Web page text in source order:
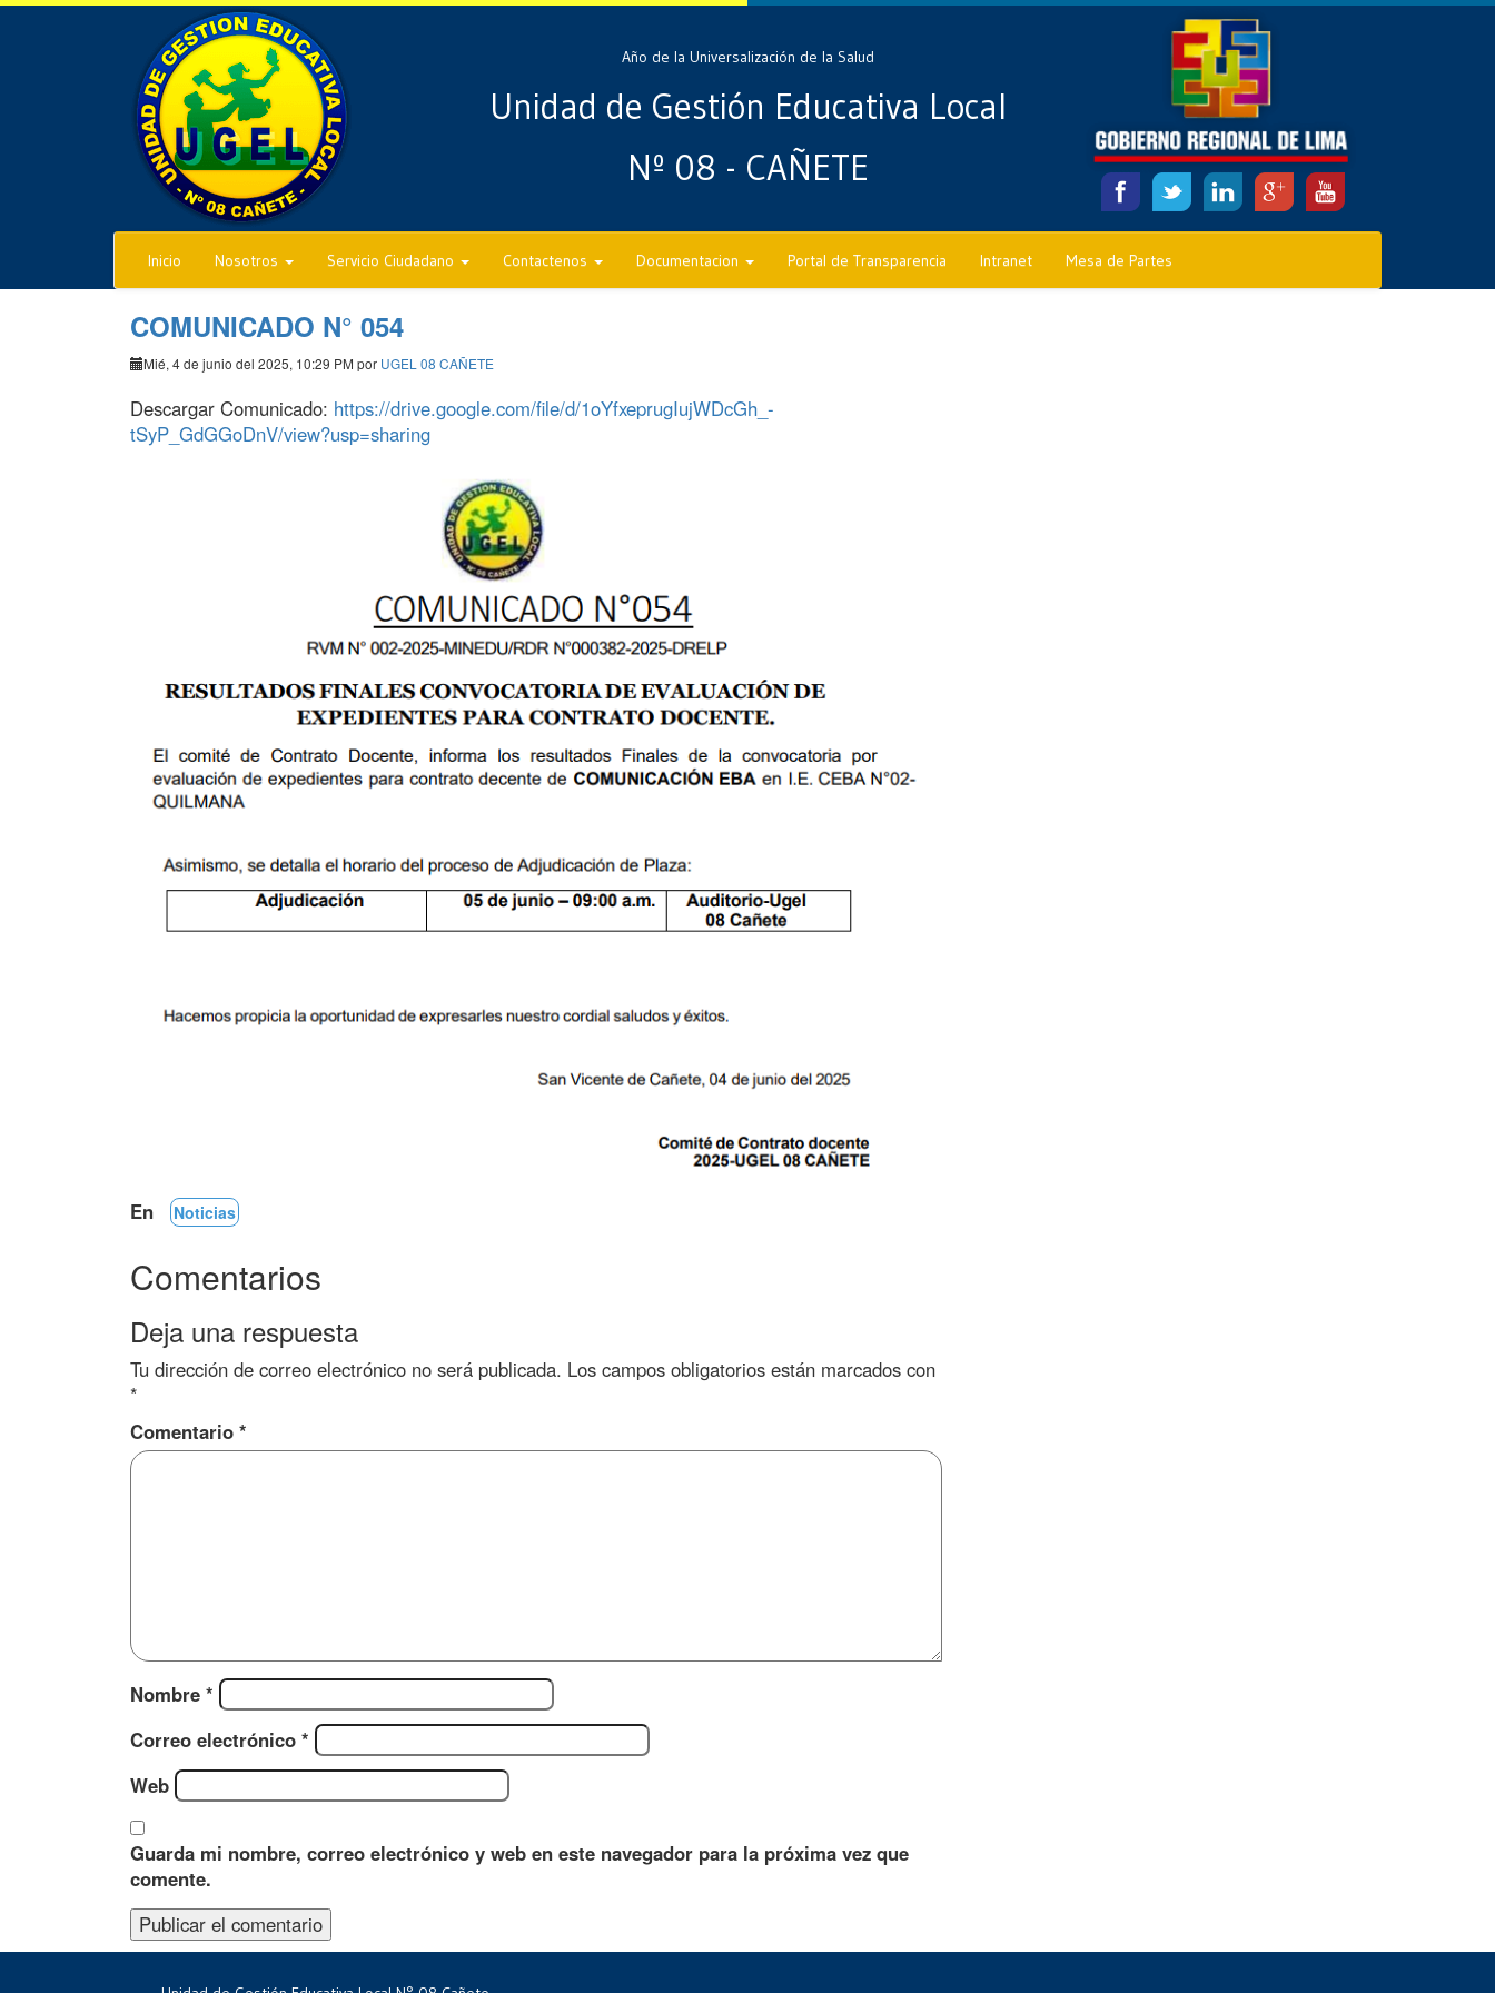
Año de la Universalización de la Salud
Unidad de Gestión Educativa Local
Nº 08 - CAÑETE
Inicio Nosotros Servicio Ciudadano Contactenos Documentacion Portal de Transparencia Intranet Mesa de Partes
COMUNICADO N° 054
Mié, 4 de junio del 2025, 10:29 PM por UGEL 08 CAÑETE
Descargar Comunicado: https://drive.google.com/file/d/1oYfxeprugIujWDcGh_-
tSyP_GdGGoDnV/view?usp=sharing
En Noticias
Comentarios
Deja una respuesta
Tu dirección de correo electrónico no será publicada. Los campos obligatorios están marcados con
*
Comentario *
Nombre *
Correo electrónico *
Web
Guarda mi nombre, correo electrónico y web en este navegador para la próxima vez que
comente.